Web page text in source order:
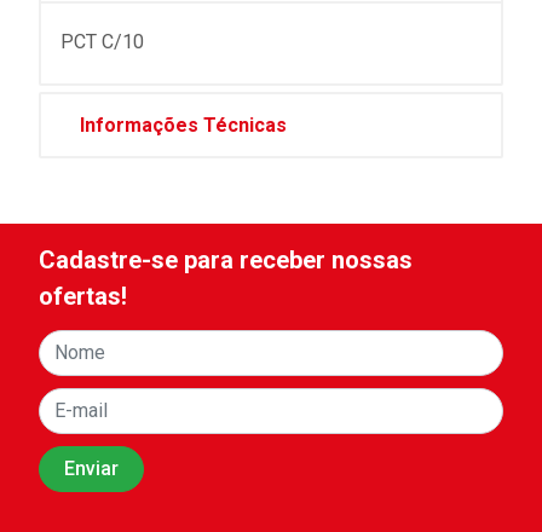
PCT C/10
Informações Técnicas
Cadastre-se para receber nossas
ofertas!